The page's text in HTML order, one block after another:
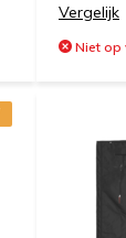
Vergelijk
Niet op